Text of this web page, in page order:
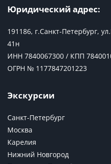
Юридический адрес:
191186, г.Санкт-Петербург,
41н
ИНН 7840067300 / КПП
ОГРН № 1177847201223
Экскурсии
Санкт-Петербург
Москва
Карелия
Нижний Новгород